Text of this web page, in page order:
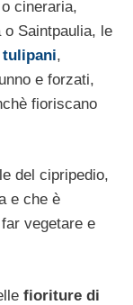
cineraria,
o Saintpaulia, le
tulipani,
e forzati,
fioriscano
del cipripedio,
e che è
ve­getare e
fioriture di